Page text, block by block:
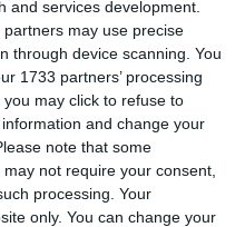
and services development.
may use precise
through device scanning. You
1733 partners’ processing
may click to refuse to
and change your
note that some
not require your consent,
processing. Your
only. You can change your
lui Peter Magyar este
lui Viktor Orban de la